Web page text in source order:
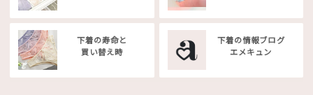
下着の寿命と
買い替え時
下着の情報ブログ
エメキュン